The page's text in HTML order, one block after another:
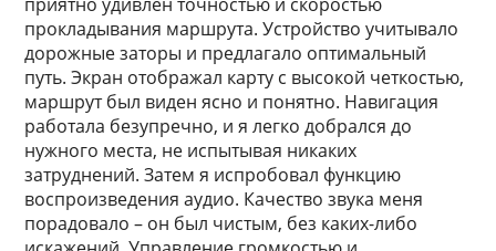
прокладывания маршрута. Устройство учитывало
дорожные заторы и предлагало оптимальный
путь. Экран отображал карту с высокой четкостью,
маршрут был виден ясно и понятно. Навигация
работала безупречно, и я легко добрался до
нужного места, не испытывая никаких
затруднений. Затем я испробовал функцию
воспроизведения аудио. Качество звука меня
порадовало – он был чистым, без каких-либо